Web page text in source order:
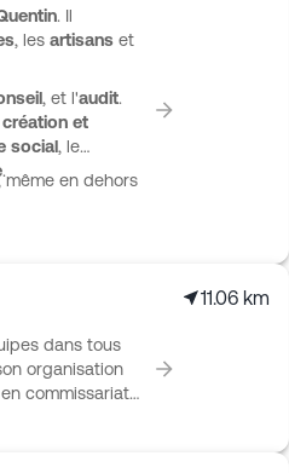
. Il
, les artisans et
, et l'audit.
création et
social, le
.
en dehors
dans tous
organisation
commissariat
ainsi que la
11.06 km